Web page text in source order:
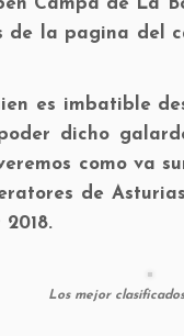
Campa de La
de la pagina del
es imbatible
dicho
como va
de
Los mejor